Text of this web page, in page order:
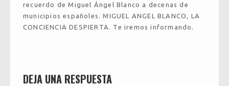
recuerdo de Miguel Ángel Blanco a decenas de
municipios españoles. MIGUEL ANGEL BLANCO, LA
CONCIENCIA DESPIERTA. Te iremos informando.
DEJA UNA RESPUESTA